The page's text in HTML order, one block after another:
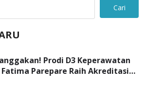
Cari
Prodi D3 Keperawatan
Fatima Parepare Raih Akreditasi